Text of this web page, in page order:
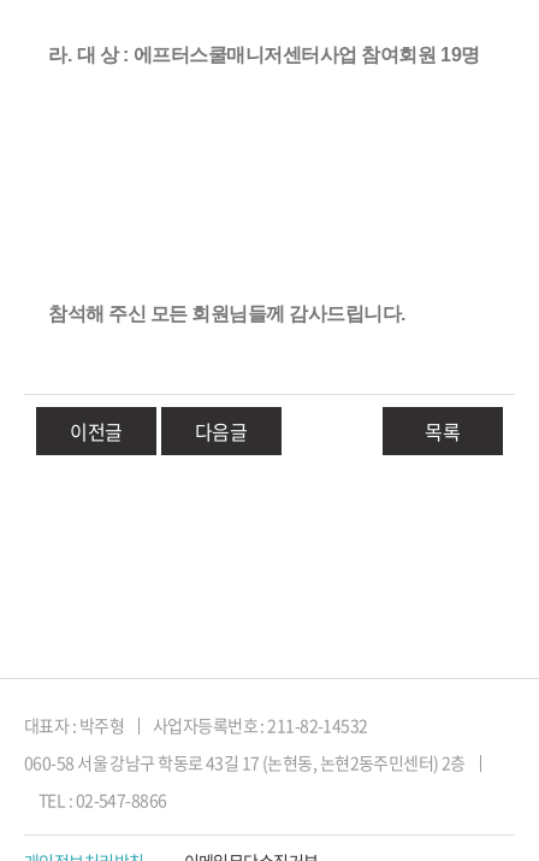
라. 대 상: 에프터스쿨매니저센터사업 참여회원 19명
참석해 주신 모든 회원님들께 감사드립니다.
이전글 다음글 목록
대표자 : 박주형
사업자등록번호 : 211-82-14532
060-58 서울 강남구 학동로 43길 17 (논현동, 논현2동주민센터) 2층
TEL : 02-547-8866